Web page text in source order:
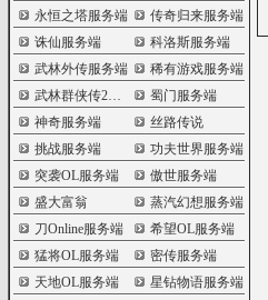
永恒之塔服务端
传奇归来服务端
诛仙服务端
科洛斯服务端
武林外传服务端
稀有游戏服务端
武林群侠传2服务端
蜀门服务端
神奇服务端
丝路传说
挑战服务端
功夫世界服务端
突袭OL服务端
傲世服务端
盛大富翁
蒸汽幻想服务端
刀Online服务端
希望OL服务端
猛将OL服务端
密传服务端
天地OL服务端
星钻物语服务端